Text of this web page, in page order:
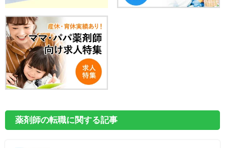
薬剤師の転職に関する記事